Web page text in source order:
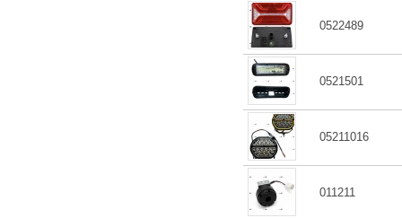
0522489
0521501
05211016
011211